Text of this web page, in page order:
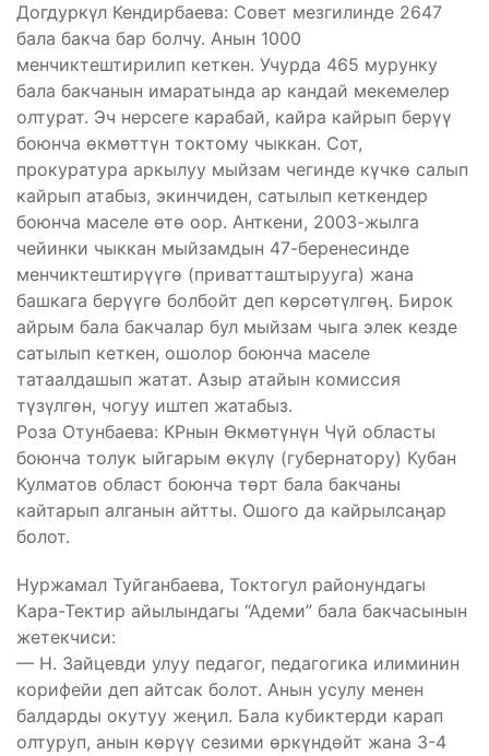
Догдуркүл Кендирбаева: Совет мезгилинде 2647
бала бакча бар болчу. Анын 1000
менчиктештирилип кеткен. Учурда 465 мурунку
бала бакчанын имаратында ар кандай мекемелер
олтурат. Эч нерсеге карабай, кайра кайрып берүү
боюнча өкмөттүн токтому чыккан. Сот,
прокуратура аркылуу мыйзам чегинде күчкө салып
кайрып атабыз, экинчиден, сатылып кеткендер
боюнча маселе өтө оор. Анткени, 2003-жылга
чейинки чыккан мыйзамдын 47-беренесинде
менчиктештирүүгө (приватташтырууга) жана
башкага берүүгө болбойт деп көрсөтүлгөң. Бирок
айрым бала бакчалар бул мыйзам чыга элек кезде
сатылып кеткен, ошолор боюнча маселе
татаалдашып жатат. Азыр атайын комиссия
түзүлгөн, чогуу иштеп жатабыз.
Роза Отунбаева: КРнын Өкмөтүнүн Чүй областы
боюнча толук ыйгарым өкүлү (губернатору) Кубан
Кулматов област боюнча төрт бала бакчаны
кайтарып алганын айтты. Ошого да кайрылсаңар
болот.
Нуржамал Туйганбаева, Токтогул районундагы
Кара-Тектир айылындагы “Адеми” бала бакчасынын
жетекчиси:
— Н. Зайцевди улуу педагог, педагогика илиминин
корифейи деп айтсак болот. Анын усулу менен
балдарды окутуу жеңил. Бала кубиктерди карап
олтуруп, анын көрүү сезими өркүндөйт жана 3-4